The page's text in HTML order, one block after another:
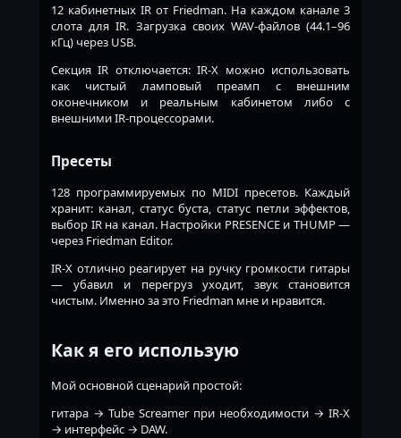
12 кабинетных IR от Friedman. На каждом канале 3
слота для IR. Загрузка своих WAV-файлов (44.1–96
кГц) через USB.
Секция IR отключается: IR-X можно использовать
как чистый ламповый преамп с внешним
оконечником и реальным кабинетом либо с
внешними IR-процессорами.
Пресеты
128 программируемых по MIDI пресетов. Каждый
хранит: канал, статус буста, статус петли эффектов,
выбор IR на канал. Настройки PRESENCE и THUMP —
через Friedman Editor.
IR-X отлично реагирует на ручку громкости гитары
— убавил и перегруз уходит, звук становится
чистым. Именно за это Friedman мне и нравится.
Как я его использую
Мой основной сценарий простой:
гитара → Tube Screamer при необходимости → IR-X
→ интерфейс → DAW.